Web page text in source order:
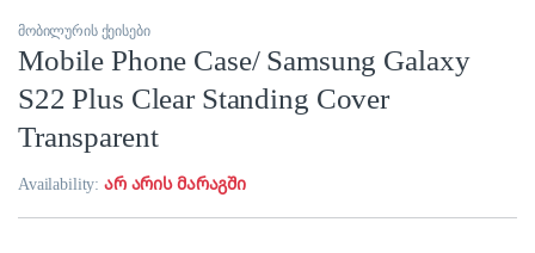
მობილურის ქეისები
Mobile Phone Case/ Samsung Galaxy
S22 Plus Clear Standing Cover
Transparent
Availability:არ არის მარაგში